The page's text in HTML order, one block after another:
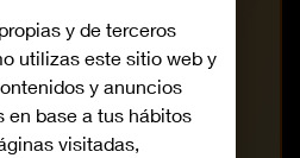
y de terceros
utilizas este sitio web y
y anuncios
en base a tus hábitos
visitadas,